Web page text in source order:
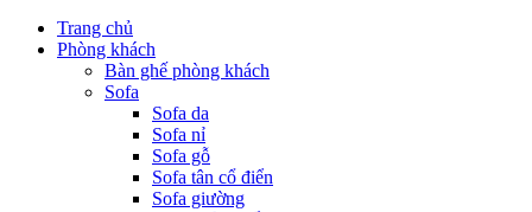
Trang chủ
Phòng khách
Bàn ghế phòng khách
Sofa
Sofa da
Sofa nỉ
Sofa gỗ
Sofa tân cổ điển
Sofa giường